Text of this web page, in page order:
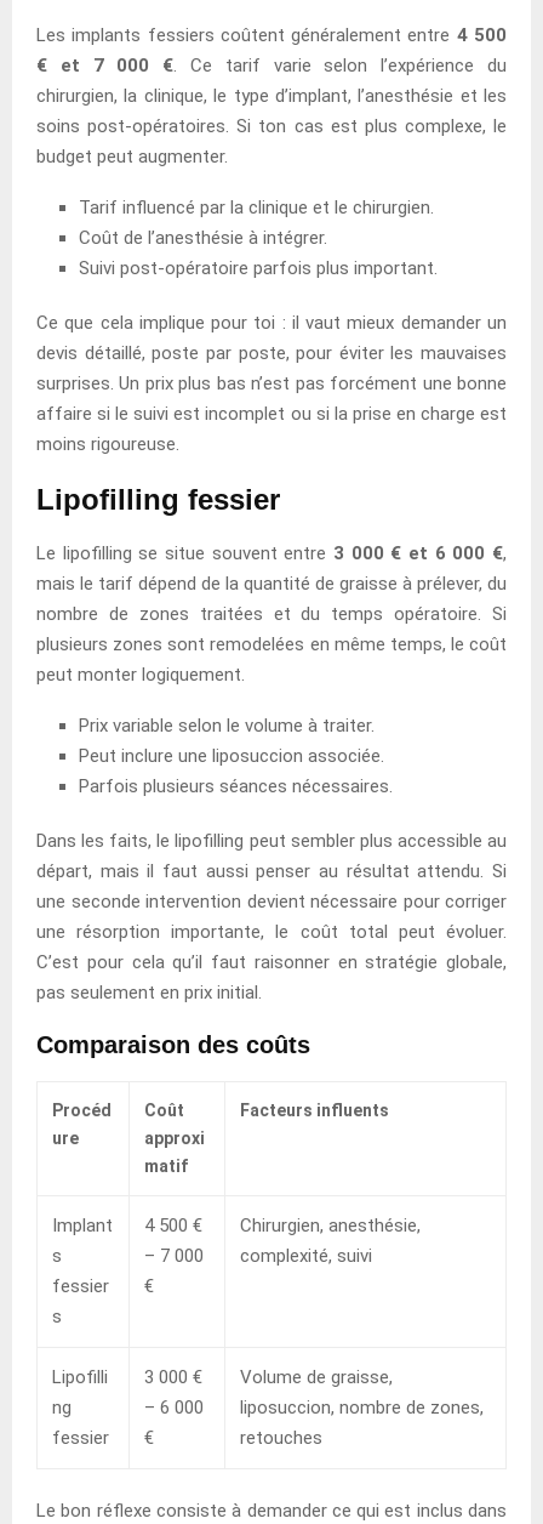
Les implants fessiers coûtent généralement entre 4 500
€ et 7 000 €. Ce tarif varie selon l’expérience du
chirurgien, la clinique, le type d’implant, l’anesthésie et les
soins post-opératoires. Si ton cas est plus complexe, le
budget peut augmenter.
Tarif influencé par la clinique et le chirurgien.
Coût de l’anesthésie à intégrer.
Suivi post-opératoire parfois plus important.
Ce que cela implique pour toi : il vaut mieux demander un
devis détaillé, poste par poste, pour éviter les mauvaises
surprises. Un prix plus bas n’est pas forcément une bonne
affaire si le suivi est incomplet ou si la prise en charge est
moins rigoureuse.
Lipofilling fessier
Le lipofilling se situe souvent entre 3 000 € et 6 000 €,
mais le tarif dépend de la quantité de graisse à prélever, du
nombre de zones traitées et du temps opératoire. Si
plusieurs zones sont remodelées en même temps, le coût
peut monter logiquement.
Prix variable selon le volume à traiter.
Peut inclure une liposuccion associée.
Parfois plusieurs séances nécessaires.
Dans les faits, le lipofilling peut sembler plus accessible au
départ, mais il faut aussi penser au résultat attendu. Si
une seconde intervention devient nécessaire pour corriger
une résorption importante, le coût total peut évoluer.
C’est pour cela qu’il faut raisonner en stratégie globale,
pas seulement en prix initial.
Comparaison des coûts
Procéd
ure
Coût
approxi
matif
Facteurs influents
Implant
s
fessier
s
4 500 €
– 7 000
€
Chirurgien, anesthésie,
complexité, suivi
Lipofilli
ng
fessier
3 000 €
– 6 000
€
Volume de graisse,
liposuccion, nombre de zones,
retouches
Le bon réflexe consiste à demander ce qui est inclus dans